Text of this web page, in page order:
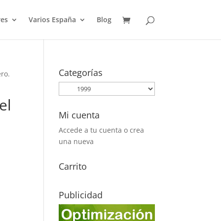
Varios España Blog
Categorías
Mi cuenta
Accede a tu cuenta o crea
una nueva
Carrito
Publicidad